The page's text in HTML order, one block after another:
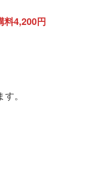
4,200円
。